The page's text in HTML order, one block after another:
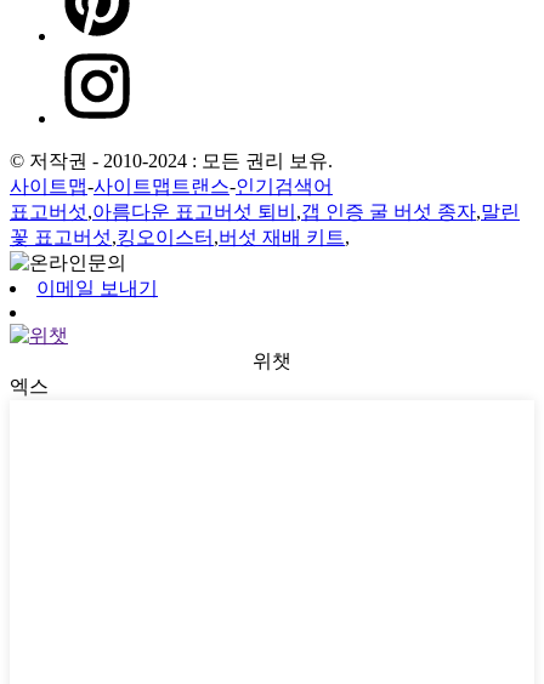
© 저작권 - 2010-2024 : 모든 권리 보유.
사이트맵-사이트맵트랜스-인기검색어
표고버섯,아름다운 표고버섯 퇴비 ,갭 인증 굴 버섯 종자,말린
꽃 표고버섯,킹오이스터 ,버섯 재배 키트,
이메일 보내기
위챗
엑스